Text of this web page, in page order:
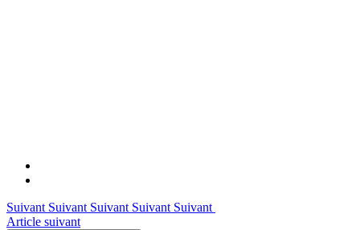
Suivant Suivant Suivant Suivant Suivant
Article suivant